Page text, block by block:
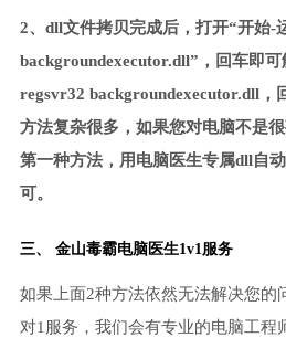
2、dll文件拷贝完成后，打开“开始-
backgroundexecutor.dll”，回车即
regsvr32 backgroundexecutor.dll，
方法复杂很多，如果您对电脑不是
第一种方法，用电脑医生专属dll自
可。
三、 金山毒霸电脑医生1v1服务
如果上面2种方法依然无法解决您的
对1服务，我们会有专业的电脑工程